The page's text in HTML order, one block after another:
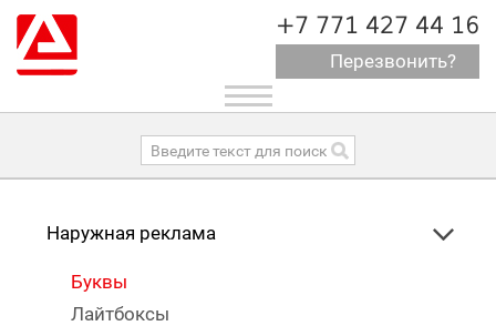
+7 771 427 44 16
Перезвонить?
Toggle
navigation
Наружная реклама
Буквы
Лайтбоксы